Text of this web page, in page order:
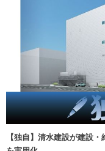
【独自】清水建設が建設